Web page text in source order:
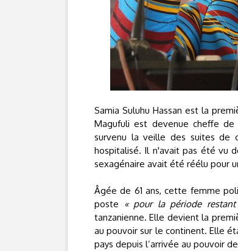
Samia Suluhu Hassan est la
Magufuli est devenue cheffe de
survenu la veille des suites de
hospitalisé. Il n'avait pas été vu
sexagénaire avait été réélu pour
Âgée de 61 ans, cette femme
poste
« pour la période
tanzanienne. Elle devient la
au pouvoir sur le continent. Elle
pays depuis l’arrivée au pouvoir